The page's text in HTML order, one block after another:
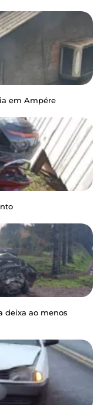
em Ampére
deixa ao menos